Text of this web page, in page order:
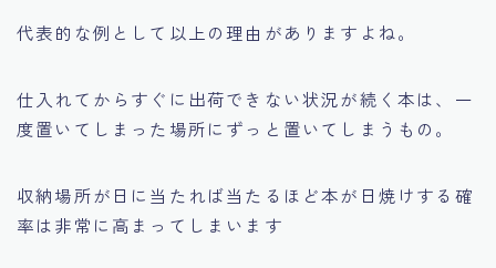
代表的な例として以上の理由がありますよね。
仕入れてからすぐに出荷できない状況が続く本は、一
度置いてしまった場所にずっと置いてしまうもの。
収納場所が日に当たれば当たるほど本が日焼けする確
率は非常に高まってしまいます